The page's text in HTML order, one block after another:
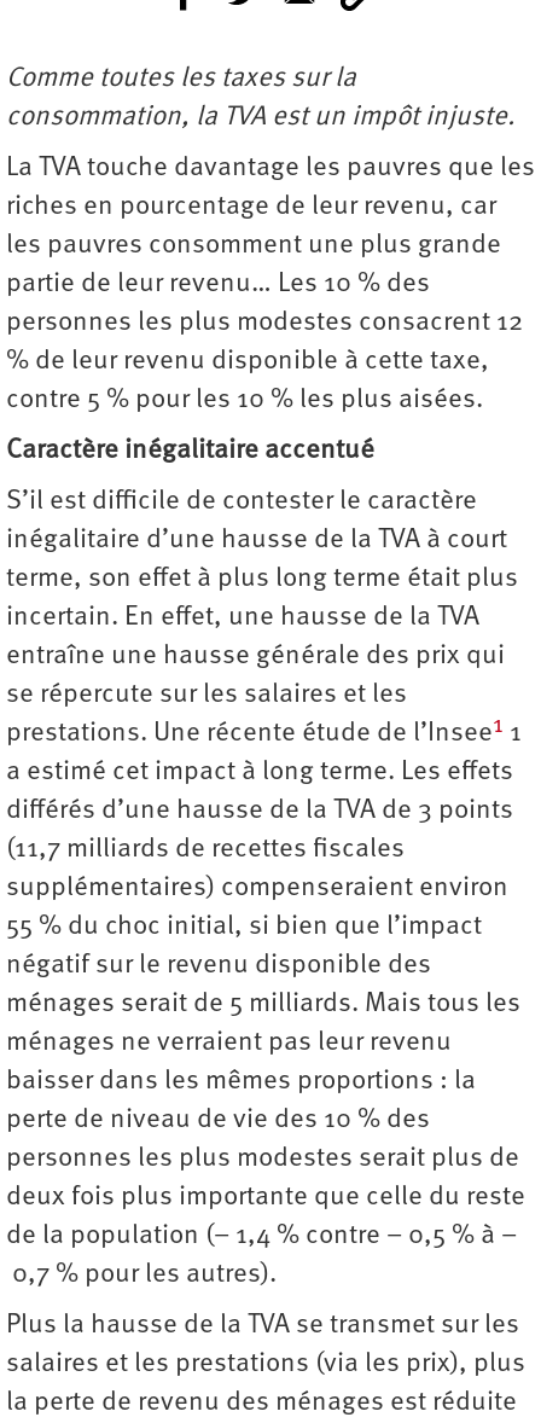
Comme toutes les taxes sur la
consommation, la TVA est un impôt injuste.
La TVA touche davantage les pauvres que les
riches en pourcentage de leur revenu, car
les pauvres consomment une plus grande
partie de leur revenu… Les 10 % des
personnes les plus modestes consacrent 12
% de leur revenu disponible à cette taxe,
contre 5 % pour les 10 % les plus aisées.
Caractère inégalitaire accentué
S’il est difficile de contester le caractère
inégalitaire d’une hausse de la TVA à court
terme, son effet à plus long terme était plus
incertain. En effet, une hausse de la TVA
entraîne une hausse générale des prix qui
se répercute sur les salaires et les
prestations. Une récente étude de l’Insee1 1
a estimé cet impact à long terme. Les effets
différés d’une hausse de la TVA de 3 points
(11,7 milliards de recettes fiscales
supplémentaires) compenseraient environ
55 % du choc initial, si bien que l’impact
négatif sur le revenu disponible des
ménages serait de 5 milliards. Mais tous les
ménages ne verraient pas leur revenu
baisser dans les mêmes proportions : la
perte de niveau de vie des 10 % des
personnes les plus modestes serait plus de
deux fois plus importante que celle du reste
de la population (– 1,4 % contre – 0,5 % à –
0,7 % pour les autres).
Plus la hausse de la TVA se transmet sur les
salaires et les prestations (via les prix), plus
la perte de revenu des ménages est réduite